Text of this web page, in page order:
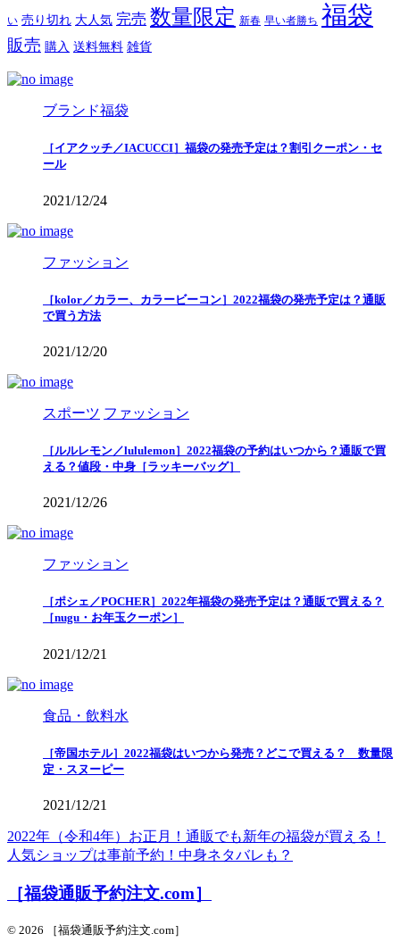
い 売り切れ 大人気 完売 数量限定 新春 早い者勝ち 福袋
販売 購入 送料無料 雑貨
ブランド福袋
［イアクッチ／IACUCCI］福袋の発売予定は？割引クーポン・セ
ール
2021/12/24
ファッション
［kolor／カラー、カラービーコン］2022福袋の発売予定は？通販
で買う方法
2021/12/20
スポーツ ファッション
［ルルレモン／lululemon］2022福袋の予約はいつから？通販で買
える？値段・中身［ラッキーバッグ］
2021/12/26
ファッション
［ポシェ／POCHER］2022年福袋の発売予定は？通販で買える？
［nugu・お年玉クーポン］
2021/12/21
食品・飲料水
［帝国ホテル］2022福袋はいつから発売？どこで買える？ 数量限
定・スヌーピー
2021/12/21
2022年（令和4年）お正月！通販でも新年の福袋が買える！
人気ショップは事前予約！中身ネタバレも？
［福袋通販予約注文.com］
© 2026 ［福袋通販予約注文.com］